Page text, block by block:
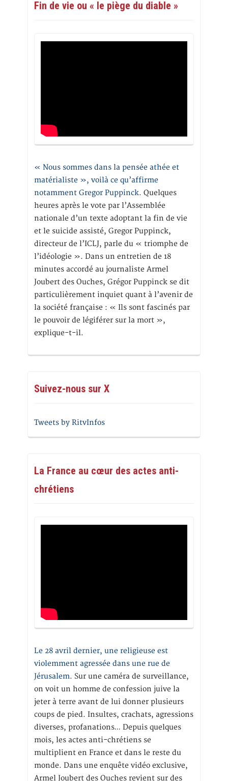
Fin de vie ou « le piège du diable »
« Nous sommes dans la pensée athée et
matérialiste », voilà ce qu’affirme
notamment Gregor Puppinck. Quelques
heures après le vote par l’Assemblée
nationale d’un texte adoptant la fin de vie
et le suicide assisté, Gregor Puppinck,
directeur de l’ICLJ, parle du « triomphe de
l’idéologie ». Dans un entretien de 18
minutes accordé au journaliste Armel
Joubert des Ouches, Grégor Puppinck se dit
particulièrement inquiet quant à l’avenir de
la société française : « Ils sont fascinés par
le pouvoir de légiférer sur la mort »,
explique-t-il.
Suivez-nous sur X
Tweets by RitvInfos
La France au cœur des actes anti-
chrétiens
Le 28 avril dernier, une religieuse est
violemment agressée dans une rue de
Jérusalem. Sur une caméra de surveillance,
on voit un homme de confession juive la
jeter à terre avant de lui donner plusieurs
coups de pied. Insultes, crachats, agressions
diverses, profanations… Depuis quelques
mois, les actes anti-chrétiens se
multiplient en France et dans le reste du
monde. Dans une enquête vidéo exclusive,
Armel Joubert des Ouches revient sur des